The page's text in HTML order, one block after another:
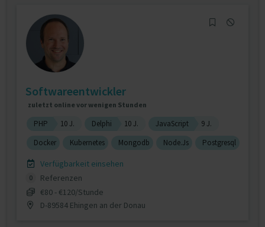
Softwareentwickler
zuletzt online vor wenigen Stunden
PHP 10 J. Delphi 10 J. JavaScript
9 J.
Docker
Kubernetes Mongodb Node.Js Postgresql
Verfügbarkeit einsehen
0
Referenzen
€80 - €120/Stunde
D-89584 Ehingen an der Donau